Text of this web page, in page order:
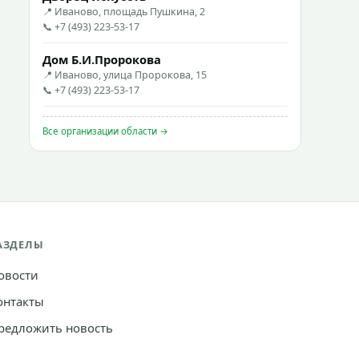
📍 Иваново, площадь Пушкина, 2
📞 +7 (493) 223-53-17
Дом Б.И.Пророкова
📍 Иваново, улица Пророкова, 15
📞 +7 (493) 223-53-17
Все организации области →
новость